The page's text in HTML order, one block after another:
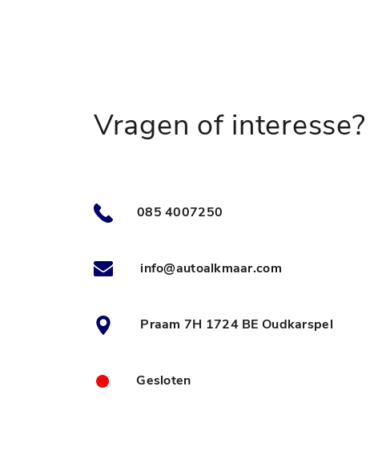
Vragen of interesse?
085 4007250
info@autoalkmaar.com
Praam 7H 1724 BE Oudkarspel
Gesloten